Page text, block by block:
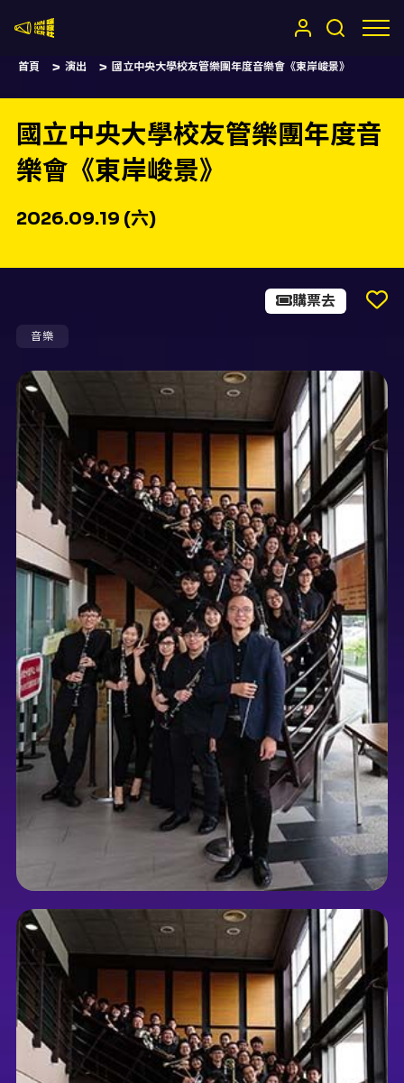
首頁 演出 國立中央大學校友管樂團年度音樂會《東岸峻景》
國立中央大學校友管樂團年度音
樂會《東岸峻景》
2026.09.19 (六)
音樂
購票去